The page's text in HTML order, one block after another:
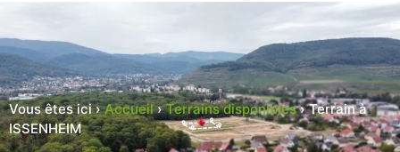
Vous êtes ici ›Accueil›Terrains disponibles›Terrain à
ISSENHEIM